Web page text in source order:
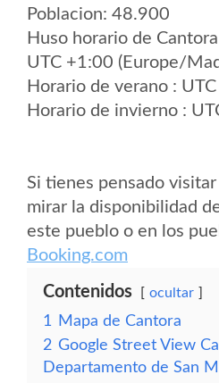
Poblacion: 48.900
Huso horario de Cantora
UTC +1:00 (Europe/
Horario de verano :
Horario de invierno :
Si tienes pensado
mirar la disponibilidad
este pueblo o en los
Booking.com
Contenidos ocultar
1
Mapa de Cantora
2 Google Street View
Departamento de San